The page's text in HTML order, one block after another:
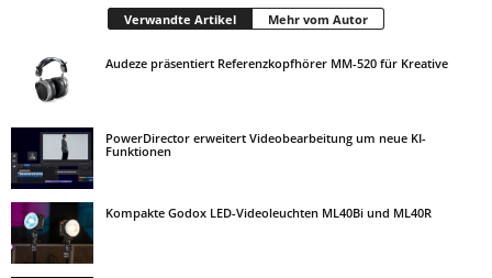
Verwandte Artikel Mehr vom Autor
Audeze präsentiert Referenzkopfhörer MM-520 für Kreative
PowerDirector erweitert Videobearbeitung um neue KI-
Funktionen
Kompakte Godox LED-Videoleuchten ML40Bi und ML40R